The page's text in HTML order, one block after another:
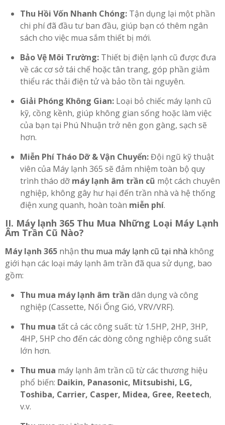
Thu Hồi Vốn Nhanh Chóng: Tận dụng lại một phần
chi phí đã đầu tư ban đầu, giúp bạn có thêm ngân
sách cho việc mua sắm thiết bị mới.
Bảo Vệ Môi Trường: Thiết bị điện lạnh cũ được đưa
về các cơ sở tái chế hoặc tân trang, góp phần giảm
thiểu rác thải điện tử và bảo tồn tài nguyên.
Giải Phóng Không Gian: Loại bỏ chiếc máy lạnh cũ
kỹ, cồng kềnh, giúp không gian sống hoặc làm việc
của bạn tại Phú Nhuận trở nên gọn gàng, sạch sẽ
hơn.
Miễn Phí Tháo Dỡ & Vận Chuyển:Đội ngũ kỹ thuật
viên của Máy lạnh 365 sẽ đảm nhiệm toàn bộ quy
trình tháo dỡ máy lạnh âm trần cũ một cách chuyên
nghiệp, không gây hư hại đến trần nhà và hệ thống
điện xung quanh, hoàn toàn miễn phí.
II. Máy lạnh 365 Thu Mua Những Loại Máy Lạnh
Âm Trần Cũ Nào?
Máy lạnh 365 nhận thu mua máy lạnh cũ tại nhà không
giới hạn các loại máy lạnh âm trần đã qua sử dụng, bao
gồm:
Thu mua máy lạnh âm trần dân dụng và công
nghiệp (Cassette, Nối Ống Gió, VRV/VRF).
Thu mua tất cả các công suất: từ 1.5HP, 2HP, 3HP,
4HP, 5HP cho đến các dòng công nghiệp công suất
lớn hơn.
Thu mua máy lạnh âm trần cũ từ các thương hiệu
phổ biến: Daikin, Panasonic, Mitsubishi, LG,
Toshiba, Carrier, Casper, Midea, Gree, Reetech,
v.v.